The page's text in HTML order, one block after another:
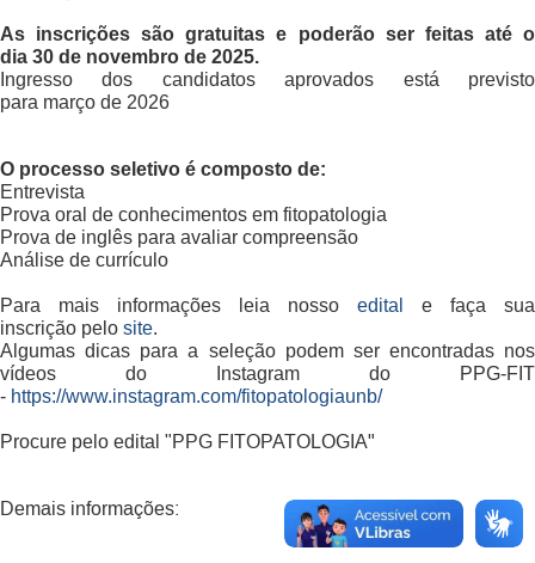
As inscrições são gratuitas e poderão ser feitas até o
dia 30 de novembro de 2025.
Ingresso dos candidatos aprovados está previsto
para março de 2026
O processo seletivo é composto de:
Entrevista
Prova oral de conhecimentos em fitopatologia
Prova de inglês para avaliar compreensão
Análise de currículo
Para mais informações leia nosso edital
e faça sua
inscrição pelo site.
Algumas dicas para a seleção podem ser encontradas nos
vídeos do Instagram do PPG-FIT
- https://www.instagram.com/fitopatologiaunb/
Procure pelo edital "PPG FITOPATOLOGIA"
Demais informações: